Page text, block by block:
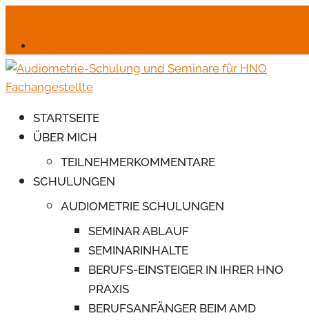
STARTSEITE
ÜBER MICH
TEILNEHMERKOMMENTARE
SCHULUNGEN
AUDIOMETRIE SCHULUNGEN
SEMINAR ABLAUF
SEMINARINHALTE
BERUFS-EINSTEIGER IN IHRER HNO
PRAXIS
BERUFSANFÄNGER BEIM AMD